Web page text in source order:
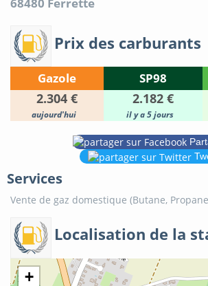
68480 Ferrette
Prix des carburants
Gazole SP98
2.304 € 2.182 €
aujourd'hui il y a 5 jours
Services
Vente de gaz domestique (Butane,
Localisation de la
+